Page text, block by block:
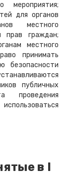
мероприятия;
для органов
местного
прав граждан;
местного
принимать
безопасности
публичных
проведения
в I